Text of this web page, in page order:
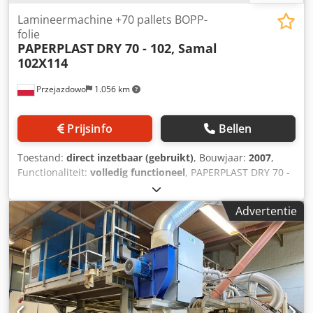
Przejazdowo 1.056 km
Lamineermachine +70 pallets BOPP-
folie
PAPERPLAST DRY 70 - 102, Samal
102X114
Prijsinfo Bellen
Toestand: direct inzetbaar (gebruikt), Bouwjaar: 2007,
Functionaliteit: volledig functioneel, PAPERPLAST DRY 70 -
102, Samal 102X114 inclusief 70 pallets BOPP-FOLIE
Bouwjaar: 2007 In productie in het Verenigd Koninkrijk
Automatische thermische folielamineermachine
Automatische velinvoer Vacuüm aanvoertafel Lamineerunit
met verwarmde chroomcilinder ICS verwarmingsunit
Crsdjy Iy Nhjpfx Aprsf Vellen scheidingsunit,
stapelafvoerunit Maximale werkbreedte (mm): 1020
Minimale formaat (mm): 250 x 280 Maximale formaat (mm):
1020 x 1400 Mechanische snelheid: tot 70 m/min Formaat:
Advertentie